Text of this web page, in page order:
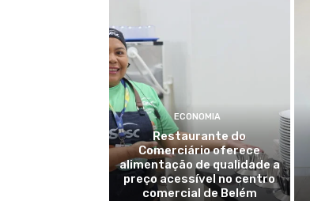
ECONOMIA
Restaurante do
Comerciário oferece
alimentação de qualidade a
preço acessível no centro
comercial de Belém